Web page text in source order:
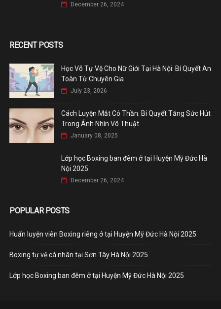
December 26, 2024
RECENT POSTS
Học Võ Tự Vệ Cho Nữ Giới Tại Hà Nội: Bí Quyết An
Toàn Từ Chuyên Gia
July 23, 2026
Cách Luyện Mắt Có Thần: Bí Quyết Tăng Sức Hút
Trong Ánh Nhìn Võ Thuật
January 08, 2025
Lớp học Boxing ban đêm ở tại Huyện Mỹ Đức Hà
Nội 2025
December 26, 2024
POPULAR POSTS
Huấn luyện viên Boxing riêng ở tại Huyện Mỹ Đức Hà Nội 2025
Boxing tự vệ cá nhân tại Sơn Tây Hà Nội 2025
Lớp học Boxing ban đêm ở tại Huyện Mỹ Đức Hà Nội 2025